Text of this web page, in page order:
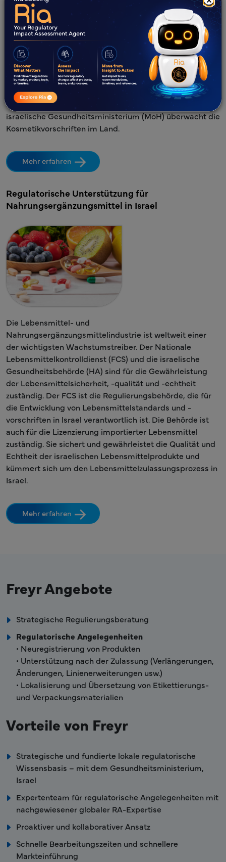
Der Aufstieg des Online-Handels und die wachsende
Präsenz großer globaler Marken treiben das Wachstum
des Kosmetikmarktes in Israel voran. Freyr unterstützt
Hersteller und Markeninhaber dabei, einen reibungslosen
Marktzugang zu erreichen, indem es die Einhaltung der
israelischen Kosmetikvorschriften sicherstellt. Das
israelische Gesundheitsministerium (MoH) überwacht die
Kosmetikvorschriften im Land.
Mehr erfahren
Regulatorische Unterstützung für
Nahrungsergänzungsmittel in Israel
Die Lebensmittel- und
Nahrungsergänzungsmittelindustrie ist weltweit einer
der wichtigsten Wachstumstreiber. Der Nationale
Lebensmittelkontrolldienst (FCS) und die israelische
Gesundheitsbehörde (HA) sind für die Gewährleistung
der Lebensmittelsicherheit, -qualität und -echtheit
zuständig. Der FCS ist die Regulierungsbehörde, die für
die Entwicklung von Lebensmittelstandards und -
vorschriften in Israel verantwortlich ist. Die Behörde ist
auch für die Lizenzierung importierter Lebensmittel
zuständig. Sie sichert und gewährleistet die Qualität und
Echtheit der israelischen Lebensmittelprodukte und
kümmert sich um den Lebensmittelzulassungsprozess in
Israel.
Mehr erfahren
Freyr Angebote
Strategische Regulierungsberatung
Regulatorische Angelegenheiten
• Neuregistrierung von Produkten
• Unterstützung nach der Zulassung (Verlängerungen,
Änderungen, Linienerweiterungen usw.)
• Lokalisierung und Übersetzung von Etikettierungs-
und Verpackungsmaterialien
Vorteile von Freyr
Strategische und fundierte lokale regulatorische
Wissensbasis – mit dem Gesundheitsministerium,
Israel
Expertenteam für regulatorische Angelegenheiten mit
nachgewiesener globaler RA-Expertise
Proaktiver und kollaborativer Ansatz
Schnelle Bearbeitungszeiten und schnellere
Markteinführung